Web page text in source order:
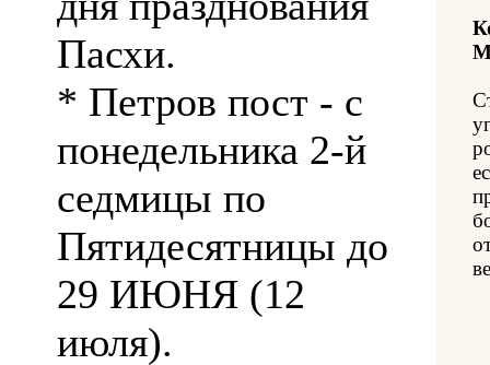
Пасхи.
* Петров пост - с
понедельника 2-й
седмицы по
Пятидесятницы до
29 ИЮНЯ (12
июля).